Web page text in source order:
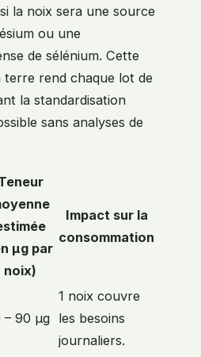
la noix sera une source
ou une
de sélénium. Cette
terre rend chaque lot de
la standardisation
sans analyses de
µg par
noix)
Impact sur la
consommation
– 90 µg
1 noix couvre
les besoins
journaliers.